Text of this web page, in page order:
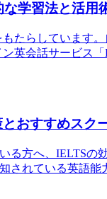
学習法と活用
たらしています
英会話サービス
おすすめスク
る方へ、IELTSの
されている英語